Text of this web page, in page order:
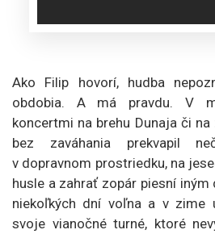
Ako Filip hovorí, hudba
obdobia. A má pravdu. V
koncertmi na brehu Dunaja či
bez zaváhania prekvapil
v dopravnom prostriedku, na
husle a zahrať zopár piesní
niekoľkých dní voľna a v zime
svoje vianočné turné, ktoré